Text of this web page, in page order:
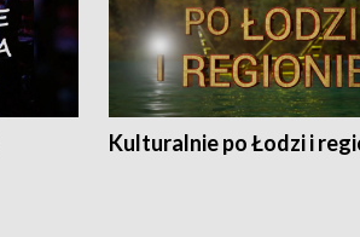
Kulturalnie po Łodzi i